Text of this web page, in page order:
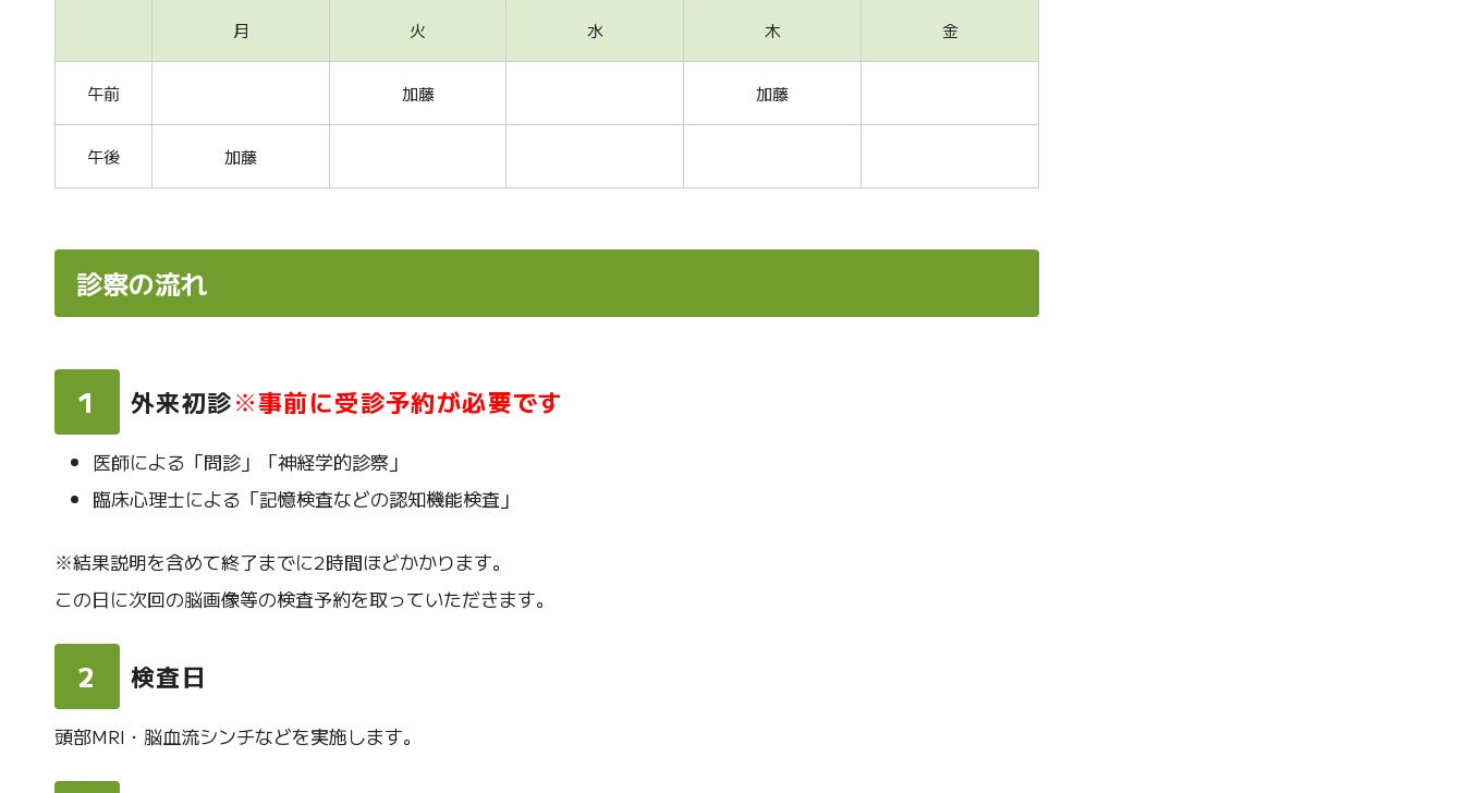
月 火 水 木 金
午前 加藤 加藤
午後 加藤
診察の流れ
1 外来初診※事前に受診予約が必要です
医師による「問診」「神経学的診察」
臨床心理士による「記憶検査などの認知機能検査」
※結果説明を含めて終了までに2時間ほどかかります。
この日に次回の脳画像等の検査予約を取っていただきます。
2 検査日
頭部MRI・脳血流シンチなどを実施します。